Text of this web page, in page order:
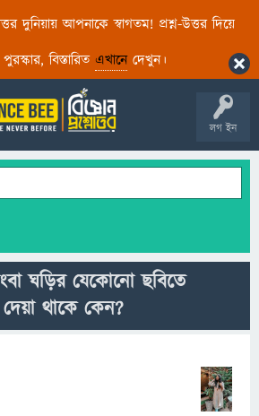
দুনিয়ায় আপনাকে স্বাগতম! প্রশ্ন-উত্তর দিয়ে
বিস্তারিত এখানেদেখুন।
লগ ইন
ঘড়ির যেকোনো ছবিতে
থাকে কেন?